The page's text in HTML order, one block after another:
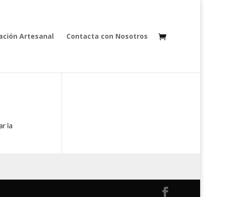
Artesanal Contacta con Nosotros
la